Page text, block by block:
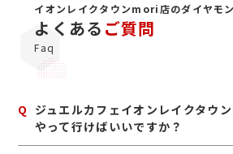
イオンレイクタウンmori店のダイヤモ
よくある ご質問
Faq
Q ジュエルカフェイオンレイクタウ
やって行けばいいですか？